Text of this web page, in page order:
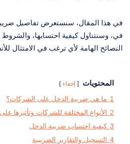
في هذا المقال، سنستعرض تفاصيل
في، وسنتناول كيفية احتسابها،
النصائح الهامة لأي ترغب في الامتثال
المحتويات إخفاء
1 ما هي ضريبة الدخل على الشركات؟
2
الأنواع المختلفة للشركات وتأثيرها
3 كيفية احتساب ضريبة الدخل
4
التسجيل والتقارير الضريبية